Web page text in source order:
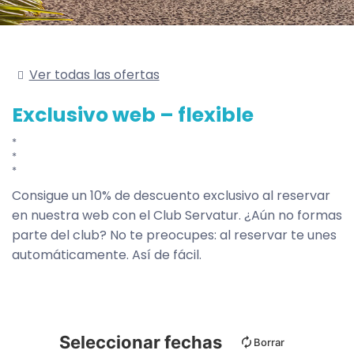
Ver todas las ofertas
Exclusivo web – flexible
Consigue un 10% de descuento exclusivo al reservar
en nuestra web con el Club Servatur. ¿Aún no formas
parte del club? No te preocupes: al reservar te unes
automáticamente. Así de fácil.
Seleccionar fechas Borrar